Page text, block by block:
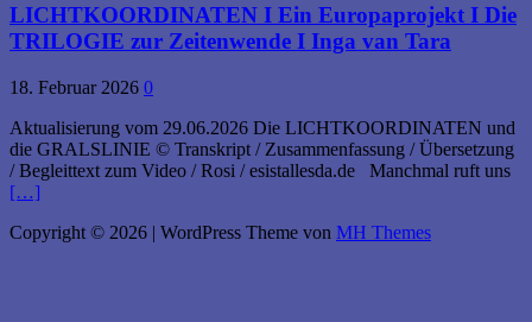
LICHTKOORDINATEN I Ein Europaprojekt I Die
TRILOGIE zur Zeitenwende I Inga van Tara
18. Februar 2026 0
Aktualisierung vom 29.06.2026 Die LICHTKOORDINATEN und
die GRALSLINIE © Transkript / Zusammenfassung / Übersetzung
/ Begleittext zum Video / Rosi / esistallesda.de Manchmal ruft uns
[…]
Copyright © 2026 | WordPress Theme von MH Themes